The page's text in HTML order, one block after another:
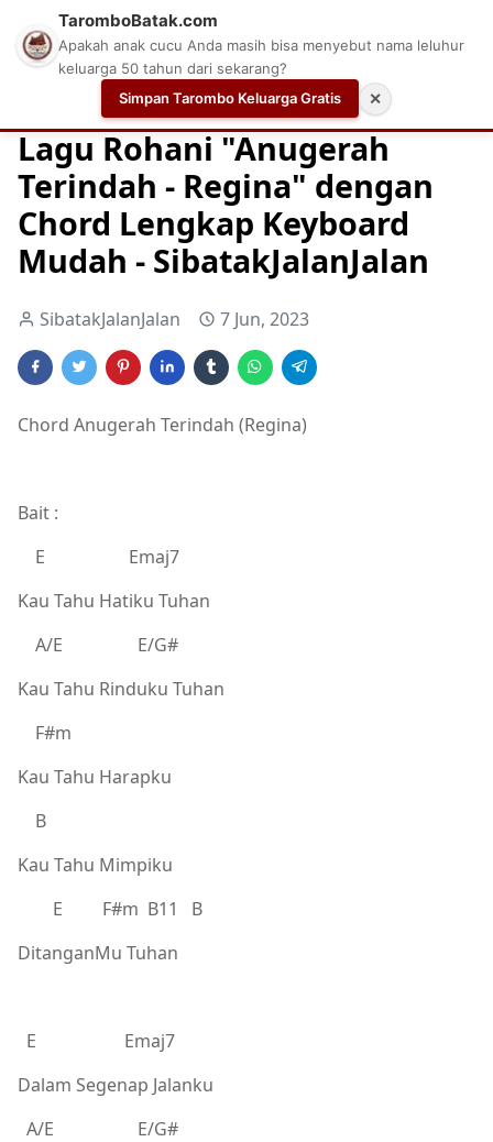
Chord Chord Gitar Lagu Rohani Chord Gitar
Lagu Rohani "Anugerah
Terindah - Regina" dengan
Chord Lengkap Keyboard
Mudah - SibatakJalanJalan
SibatakJalanJalan 7 Jun, 2023
Chord Anugerah Terindah (Regina)
Bait :
E Emaj7
Kau Tahu Hatiku Tuhan
A/E E/G#
Kau Tahu Rinduku Tuhan
F#m
Kau Tahu Harapku
B
Kau Tahu Mimpiku
E F#m B11 B
DitanganMu Tuhan
E Emaj7
Dalam Segenap Jalanku
A/E E/G#
TaromboBatak.com
Apakah anak cucu Anda masih bisa menyebut nama leluhur
keluarga 50 tahun dari sekarang?
Simpan Tarombo Keluarga Gratis
✕